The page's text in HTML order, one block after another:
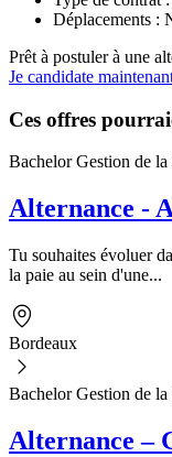
Déplacements :
Prêt à postuler à une
Je candidate
Ces offres
Bachelor Gestion de
Alternance -
Tu souhaites évoluer
la paie au sein d'une...
Bordeaux
Bachelor Gestion de
Alternance –